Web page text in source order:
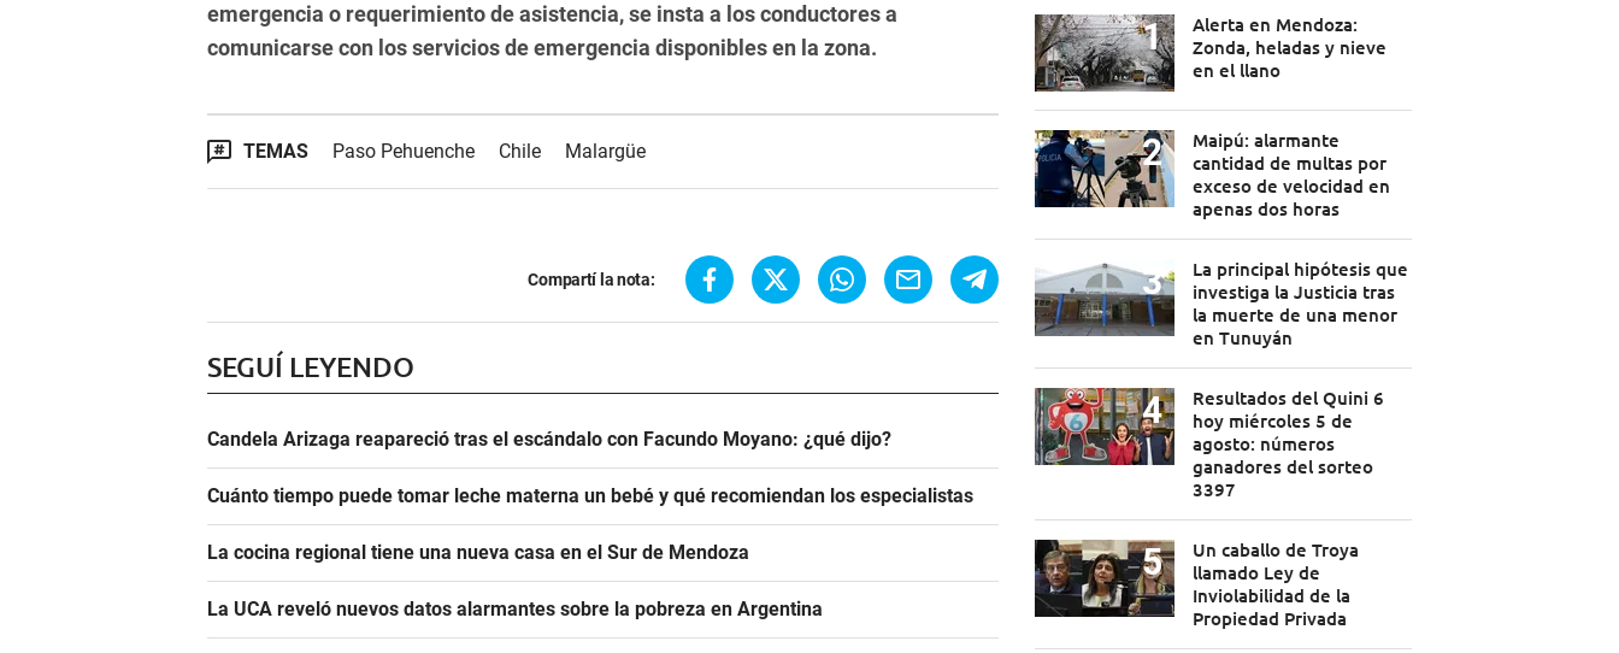
emergencia o requerimiento de asistencia, se insta a los conductores a
comunicarse con los servicios de emergencia disponibles en la zona.
TEMAS Paso Pehuenche Chile Malargüe
Compartí la nota:
SEGUÍ LEYENDO
Candela Arizaga reapareció tras el escándalo con Facundo Moyano: ¿qué dijo?
Cuánto tiempo puede tomar leche materna un bebé y qué recomiendan los especialistas
La cocina regional tiene una nueva casa en el Sur de Mendoza
La UCA reveló nuevos datos alarmantes sobre la pobreza en Argentina
Alerta en Mendoza:
Zonda, heladas y nieve
en el llano
Maipú: alarmante
cantidad de multas por
exceso de velocidad en
apenas dos horas
La principal hipótesis que
investiga la Justicia tras
la muerte de una menor
en Tunuyán
Resultados del Quini 6
hoy miércoles 5 de
agosto: números
ganadores del sorteo
3397
Un caballo de Troya
llamado Ley de
Inviolabilidad de la
Propiedad Privada